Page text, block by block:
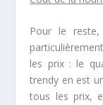
Pour le
les prix : le
trendy en est
tous les prix,